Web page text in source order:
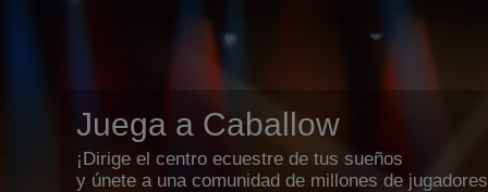
Juega a Caballow
¡Dirige el centro ecuestre de tus sueños
y únete a una comunidad de millones de